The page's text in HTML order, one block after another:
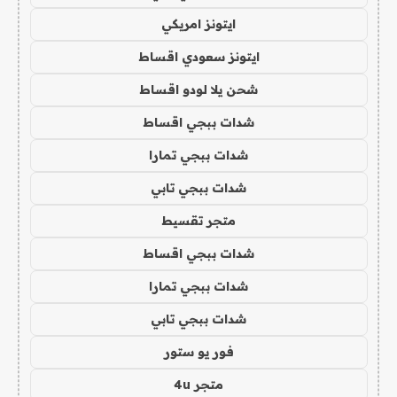
ايتونز امريكي
ايتونز سعودي اقساط
شحن يلا لودو اقساط
شدات ببجي اقساط
شدات ببجي تمارا
شدات ببجي تابي
متجر تقسيط
شدات ببجي اقساط
شدات ببجي تمارا
شدات ببجي تابي
فور يو ستور
متجر 4u